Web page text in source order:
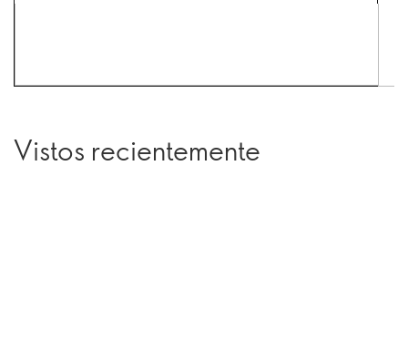
Vistos recientemente